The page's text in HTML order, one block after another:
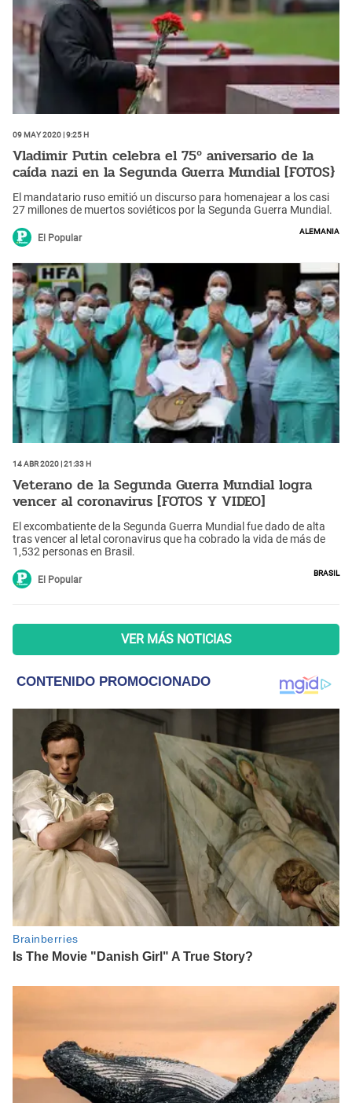
09 May 2020 | 9:25 h
Vladimir Putin celebra el 75º aniversario de la
caída nazi en la Segunda Guerra Mundial [FOTOS}
El mandatario ruso emitió un discurso para homenajear a los casi
27 millones de muertos soviéticos por la Segunda Guerra Mundial.
El Popular
Alemania
14 Abr 2020 | 21:33 h
Veterano de la Segunda Guerra Mundial logra
vencer al coronavirus [FOTOS Y VIDEO]
El excombatiente de la Segunda Guerra Mundial fue dado de alta
tras vencer al letal coronavirus que ha cobrado la vida de más de
1,532 personas en Brasil.
El Popular
Brasil
VER MÁS NOTICIAS